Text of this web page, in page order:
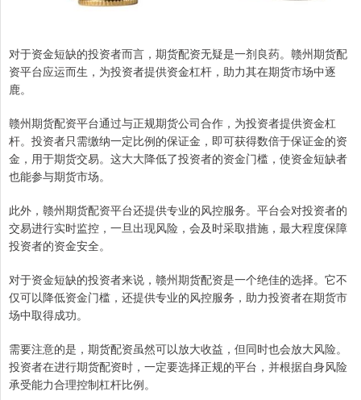
对于资金短缺的投资者而言，期货配资无疑是一剂良药。赣州期货配
资平台应运而生，为投资者提供资金杠杆，助力其在期货市场中逐
鹿。
赣州期货配资平台通过与正规期货公司合作，为投资者提供资金杠
杆。投资者只需缴纳一定比例的保证金，即可获得数倍于保证金的资
金，用于期货交易。这大大降低了投资者的资金门槛，使资金短缺者
也能参与期货市场。
此外，赣州期货配资平台还提供专业的风控服务。平台会对投资者的
交易进行实时监控，一旦出现风险，会及时采取措施，最大程度保障
投资者的资金安全。
对于资金短缺的投资者来说，赣州期货配资是一个绝佳的选择。它不
仅可以降低资金门槛，还提供专业的风控服务，助力投资者在期货市
场中取得成功。
需要注意的是，期货配资虽然可以放大收益，但同时也会放大风险。
投资者在进行期货配资时，一定要选择正规的平台，并根据自身风险
承受能力合理控制杠杆比例。